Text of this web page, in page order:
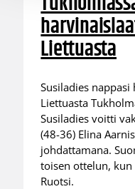
Liettuasta
Susiladies
Liettuasta
Susiladies voitti
(48-36) Elina
johdattamana.
toisen ottelun,
Ruotsi.